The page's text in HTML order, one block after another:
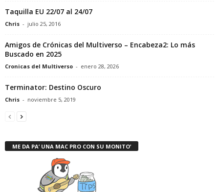
Taquilla EU 22/07 al 24/07
Chris - julio 25, 2016
Amigos de Crónicas del Multiverso – Encabeza2: Lo más
Buscado en 2025
Cronicas del Multiverso - enero 28, 2026
Terminator: Destino Oscuro
Chris - noviembre 5, 2019
ME DA PA’ UNA MAC PRO CON SU MONITO’